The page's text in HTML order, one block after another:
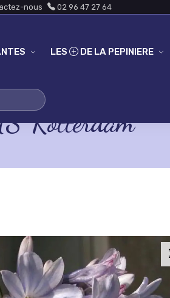
nous 02 96 47 27 64
LES DE LA PEPINIERE
'Rotterdam'